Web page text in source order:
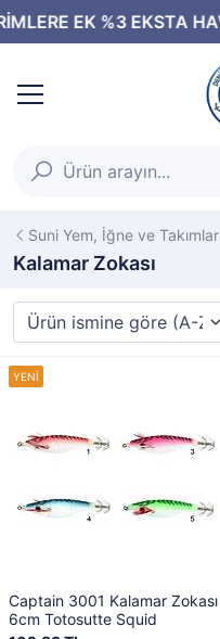
Suni Yem, İğne ve Takımlar
Kalamar Zokası
Captain 3001 Kalamar Zokası
6cm Totosutte Squid